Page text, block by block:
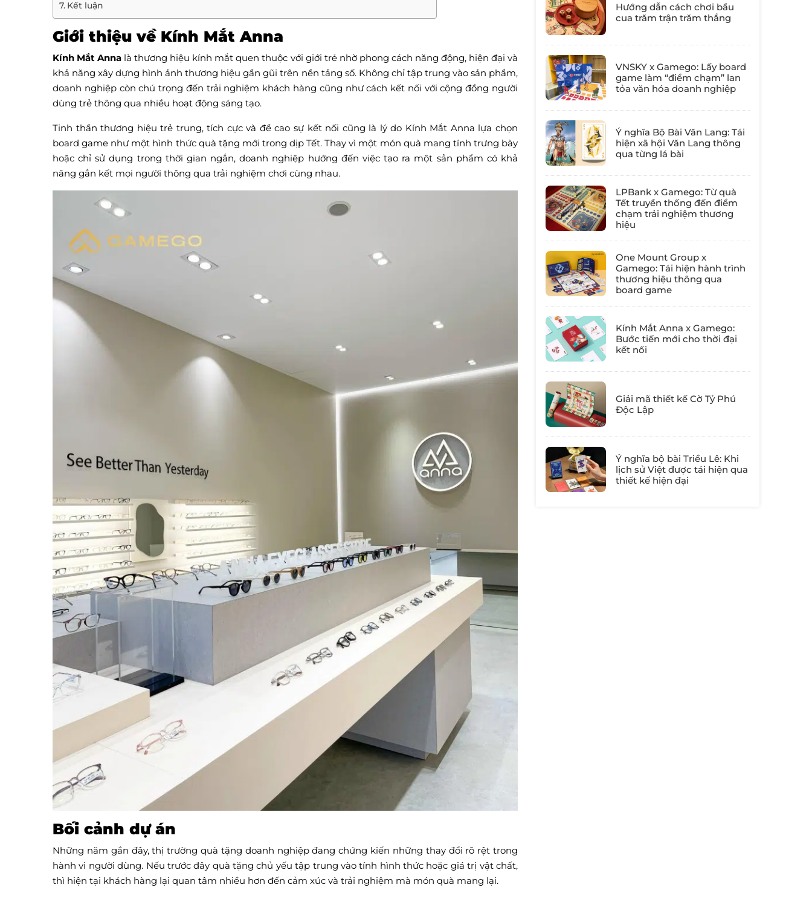
Kết luận
Giới thiệu về Kính Mắt Anna
Kính Mắt Anna là thương hiệu kính mắt quen thuộc với giới trẻ nhờ phong cách năng động, hiện đại và
khả năng xây dựng hình ảnh thương hiệu gần gũi trên nền tảng số. Không chỉ tập trung vào sản phẩm,
doanh nghiệp còn chú trọng đến trải nghiệm khách hàng cũng như cách kết nối với cộng đồng người
dùng trẻ thông qua nhiều hoạt động sáng tạo.
Tinh thần thương hiệu trẻ trung, tích cực và đề cao sự kết nối cũng là lý do Kính Mắt Anna lựa chọn
board game như một hình thức quà tặng mới trong dịp Tết. Thay vì một món quà mang tính trưng bày
hoặc chỉ sử dụng trong thời gian ngắn, doanh nghiệp hướng đến việc tạo ra một sản phẩm có khả
năng gắn kết mọi người thông qua trải nghiệm chơi cùng nhau.
Bối cảnh dự án
Những năm gần đây, thị trường quà tặng doanh nghiệp đang chứng kiến những thay đổi rõ rệt trong
hành vi người dùng. Nếu trước đây quà tặng chủ yếu tập trung vào tính hình thức hoặc giá trị vật chất,
thì hiện tại khách hàng lại quan tâm nhiều hơn đến cảm xúc và trải nghiệm mà món quà mang lại.
Hướng dẫn cách chơi bầu
cua trăm trận trăm thắng
VNSKY x Gamego: Lấy board
game làm “điểm chạm” lan
tỏa văn hóa doanh nghiệp
Ý nghĩa Bộ Bài Văn Lang: Tái
hiện xã hội Văn Lang thông
qua từng lá bài
LPBank x Gamego: Từ quà
Tết truyền thống đến điểm
chạm trải nghiệm thương
hiệu
One Mount Group x
Gamego: Tái hiện hành trình
thương hiệu thông qua
board game
Kính Mắt Anna x Gamego:
Bước tiến mới cho thời đại
kết nối
Giải mã thiết kế Cờ Tỷ Phú
Độc Lập
Ý nghĩa bộ bài Triều Lê: Khi
lịch sử Việt được tái hiện qua
thiết kế hiện đại